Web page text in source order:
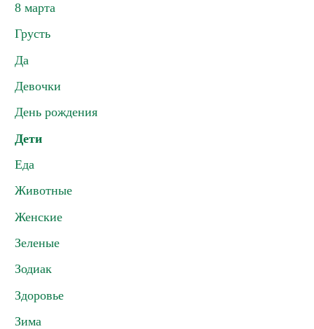
8 марта
Грусть
Да
Девочки
День рождения
Дети
Еда
Животные
Женские
Зеленые
Зодиак
Здоровье
Зима